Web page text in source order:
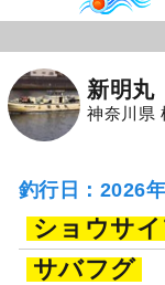
新明丸
神奈川県
釣行日：2026
ショウサ
サバフグ